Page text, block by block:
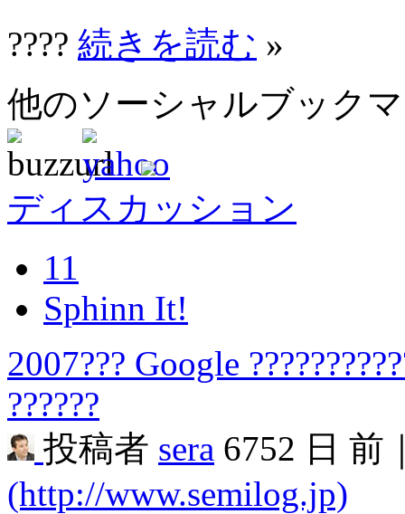
???? 続きを読む »
他のソーシャルブック
ディスカッション
11
Sphinn It!
2007??? Google
??????
投稿者 sera 6752 日 前
(http://www.semilog.jp)